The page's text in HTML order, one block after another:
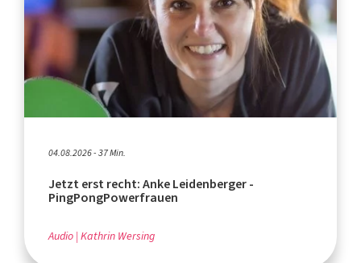
04.08.2026 - 37 Min.
Jetzt erst recht: Anke Leidenberger -
PingPongPowerfrauen
Audio Kathrin Wersing